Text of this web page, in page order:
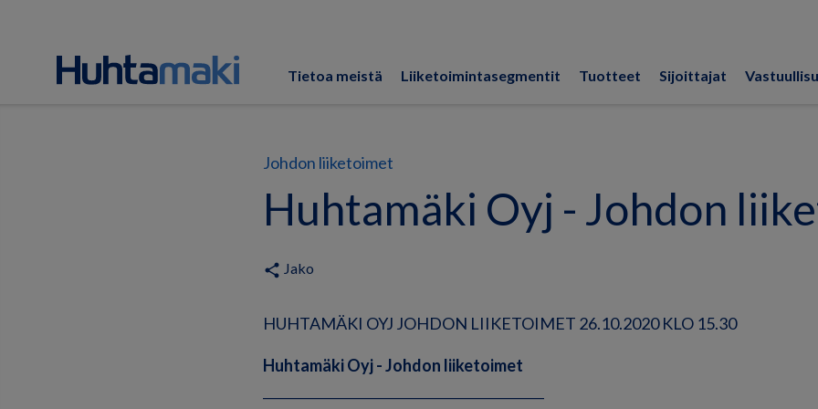
Tietoa meistä Liiketoimintasegmentit Tuotteet Sijoittajat
Johdon liiketoimet
Huhtamäki Oyj - Johdon
share Jako
HUHTAMÄKI OYJ JOHDON LIIKETOIMET 26.10.2020 KLO 15.30
Huhtamäki Oyj - Johdon liiketoimet